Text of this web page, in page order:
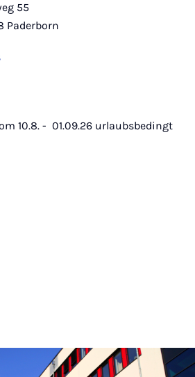
55
Paderborn
10.8. - 01.09.26 urlaubsbedingt